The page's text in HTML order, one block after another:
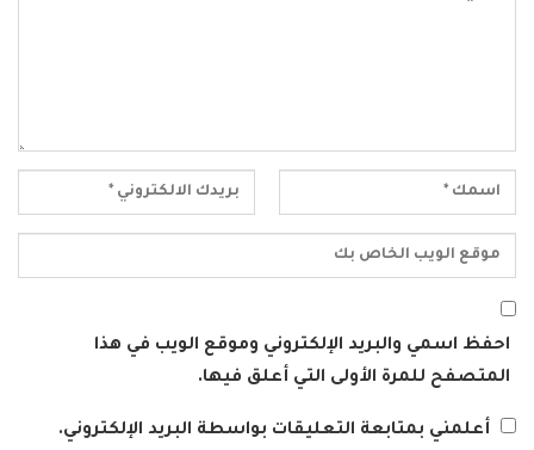
احفظ اسمي والبريد الإلكتروني وموقع الويب في هذا
المتصفح للمرة الأولى التي أعلق فيها.
أعلمني بمتابعة التعليقات بواسطة البريد الإلكتروني.